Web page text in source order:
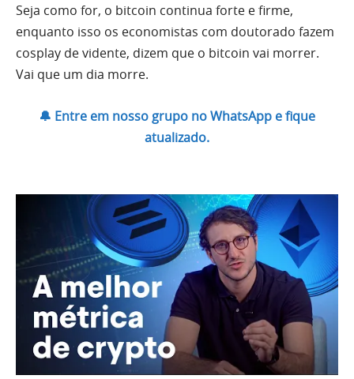
Seja como for, o bitcoin continua forte e firme,
enquanto isso os economistas com doutorado fazem
cosplay de vidente, dizem que o bitcoin vai morrer.
Vai que um dia morre.
🔔 Entre em nosso grupo no WhatsApp e fique
atualizado.